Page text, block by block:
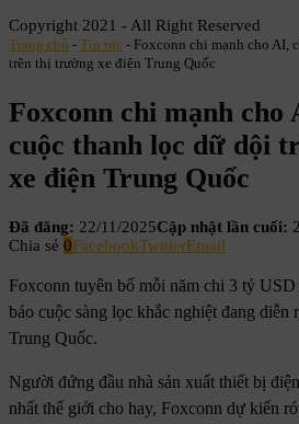
Copyright 2021 - All Right Reserved
Trang chủ - Tin tức - Foxconn chi mạnh cho AI,
trên thị trường xe điện Trung Quốc
Foxconn chi mạnh cho
cuộc thanh lọc dữ dội
xe điện Trung Quốc
Đã đăng: 22/11/2025Cập nhật lần cuối:
Chia sẻ 0FacebookTwitterEmail
Foxconn tuyên bố mỗi năm chi 3 tỷ
báo cuộc sàng lọc khắc nghiệt đang diễn
Trung Quốc.
Người đứng đầu nhà sản xuất thiết bị
nhất thế giới cho hay, Foxconn dự kiến